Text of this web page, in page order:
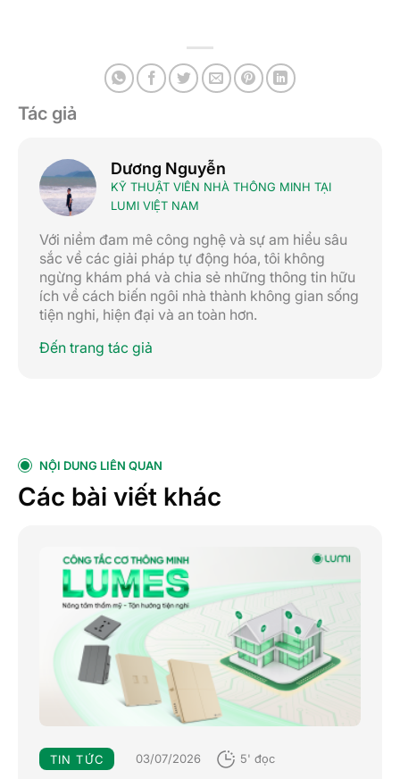
Tác giả
Dương Nguyễn
KỸ THUẬT VIÊN NHÀ THÔNG MINH TẠI
LUMI VIỆT NAM
Với niềm đam mê công nghệ và sự am hiểu sâu
sắc về các giải pháp tự động hóa, tôi không
ngừng khám phá và chia sẻ những thông tin hữu
ích về cách biến ngôi nhà thành không gian sống
tiện nghi, hiện đại và an toàn hơn.
Đến trang tác giả
NỘI DUNG LIÊN QUAN
Các bài viết khác
TIN TỨC 03/07/2026 5' đọc